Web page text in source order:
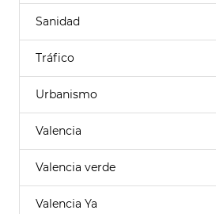
Sanidad
Tráfico
Urbanismo
Valencia
Valencia verde
Valencia Ya